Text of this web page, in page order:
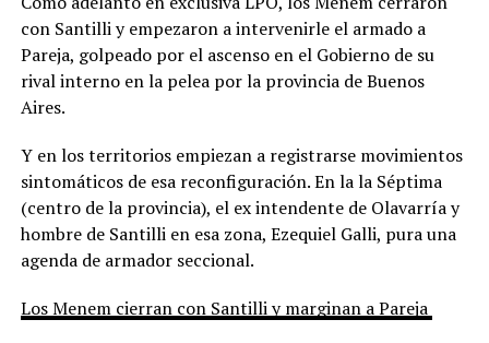
con Santilli y empezaron a intervenirle el armado a
Pareja, golpeado por el ascenso en el Gobierno de su
rival interno en la pelea por la provincia de Buenos
Aires.
Y en los territorios empiezan a registrarse movimientos
sintomáticos de esa reconfiguración. En la la Séptima
(centro de la provincia), el ex intendente de Olavarría y
hombre de Santilli en esa zona, Ezequiel Galli, pura una
agenda de armador seccional.
Los Menem cierran con Santilli y marginan a Pareja